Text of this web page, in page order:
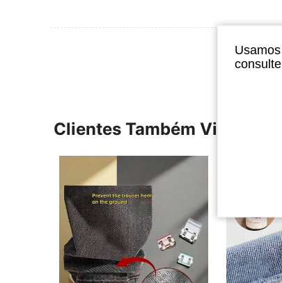
Ver
Clientes Também Visitaram